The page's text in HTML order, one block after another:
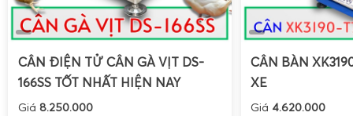
CÂN ĐIỆN TỬ CÂN GÀ VỊT DS-
166SS TỐT NHẤT HIỆN NAY
Giá 8.250.000
CÂN BÀN
XE
Giá 4.620.000